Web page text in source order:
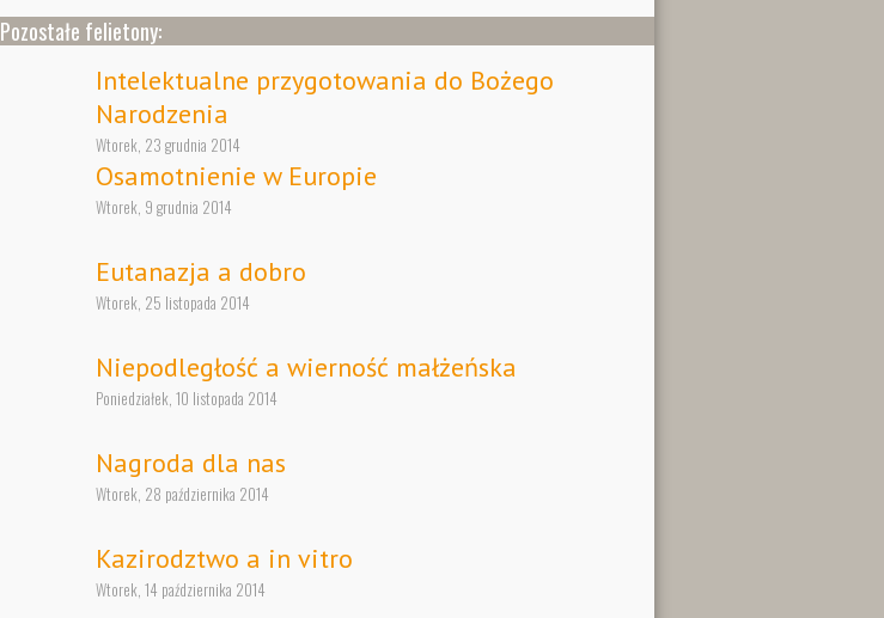
Pozostałe felietony:
Intelektualne przygotowania do Bożego
Narodzenia
Wtorek, 23 grudnia 2014
Osamotnienie w Europie
Wtorek, 9 grudnia 2014
Eutanazja a dobro
Wtorek, 25 listopada 2014
Niepodległość a wierność małżeńska
Poniedziałek, 10 listopada 2014
Nagroda dla nas
Wtorek, 28 października 2014
Kazirodztwo a in vitro
Wtorek, 14 października 2014